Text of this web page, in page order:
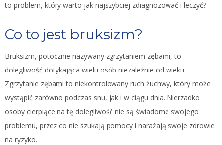
to problem, który warto jak najszybciej zdiagnozować i leczyć?
Co to jest bruksizm?
Bruksizm, potocznie nazywany zgrzytaniem zębami, to
dolegliwość dotykająca wielu osób niezależnie od wieku.
Zgrzytanie zębami to niekontrolowany ruch żuchwy, który może
wystąpić zarówno podczas snu, jak i w ciągu dnia. Nierzadko
osoby cierpiące na tę dolegliwość nie są świadome swojego
problemu, przez co nie szukają pomocy i narażają swoje zdrowie
na ryzyko.